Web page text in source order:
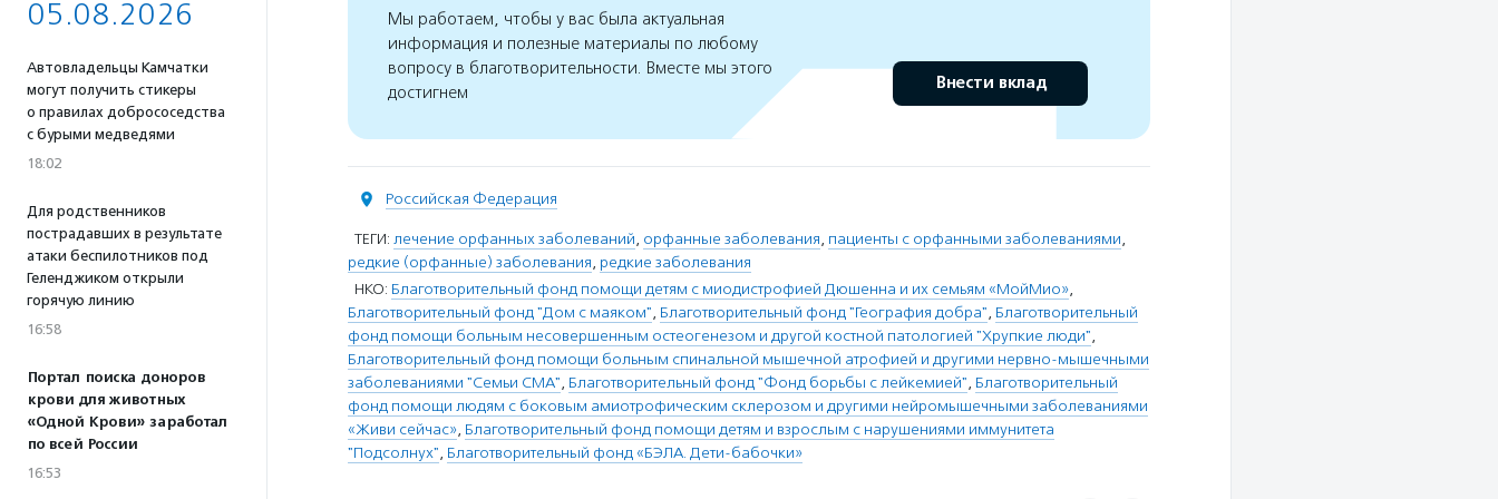
05.08.2026
Автовладельцы Камчатки
могут получить стикеры
о правилах добрососедства
с бурыми медведями
18:02
Для родственников
пострадавших в результате
атаки беспилотников под
Геленджиком открыли
горячую линию
16:58
Портал поиска доноров
крови для животных
«Одной Крови» заработал
по всей России
16:53
Мы работаем, чтобы у вас была актуальная
информация и полезные материалы по любому
вопросу в благотворительности. Вместе мы этого
достигнем
Внести вклад
Российская Федерация
ТЕГИ: лечение орфанных заболеваний, орфанные заболевания, пациенты с орфанными заболеваниями,
редкие (орфанные) заболевания, редкие заболевания
НКО: Благотворительный фонд помощи детям с миодистрофией Дюшенна и их семьям «МойМио»,
Благотворительный фонд "Дом с маяком", Благотворительный фонд "География добра", Благотворительный
фонд помощи больным несовершенным остеогенезом и другой костной патологией "Хрупкие люди",
Благотворительный фонд помощи больным спинальной мышечной атрофией и другими нервно-мышечными
заболеваниями "Семьи СМА", Благотворительный фонд "Фонд борьбы с лейкемией", Благотворительный
фонд помощи людям с боковым амиотрофическим склерозом и другими нейромышечными заболеваниями
«Живи сейчас», Благотворительный фонд помощи детям и взрослым с нарушениями иммунитета
"Подсолнух", Благотворительный фонд «БЭЛА. Дети-бабочки»